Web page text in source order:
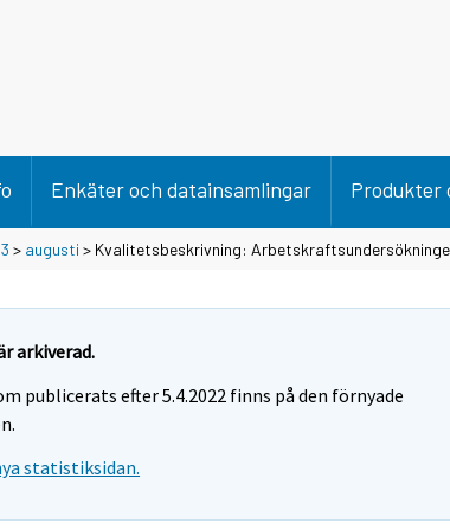
Enkäter och datainsamlingar Produkter
> augusti > Kvalitetsbeskrivning:
arkiverad.
publicerats efter 5.4.2022 finns på den förnyade
statistiksidan.